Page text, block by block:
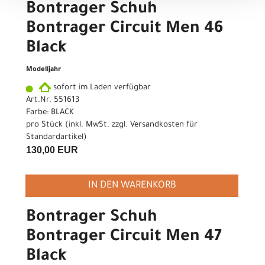
Bontrager Schuh
Bontrager Circuit Men 46
Black
Modelljahr
sofort im Laden verfügbar
Art.Nr. 551613
Farbe: BLACK
pro Stück (inkl. MwSt. zzgl. Versandkosten für
Standardartikel)
130,00 EUR
IN DEN WARENKORB
Bontrager Schuh
Bontrager Circuit Men 47
Black